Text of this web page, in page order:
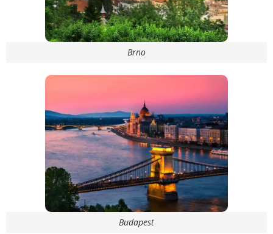
Brno
Budapest